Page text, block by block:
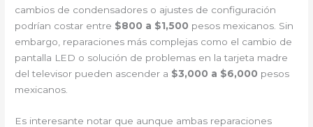
cambios de condensadores o ajustes de configuración
podrían costar entre $800 a $1,500 pesos mexicanos. Sin
embargo, reparaciones más complejas como el cambio de
pantalla LED o solución de problemas en la tarjeta madre
del televisor pueden ascender a $3,000 a $6,000 pesos
mexicanos.
Es interesante notar que aunque ambas reparaciones